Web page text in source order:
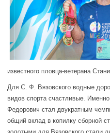
известного пловца-ветерана
Для С. Ф. Вязовского водные
видов спорта счастливые.
Федорович стал двукратным
общий вклад в копилку сборной